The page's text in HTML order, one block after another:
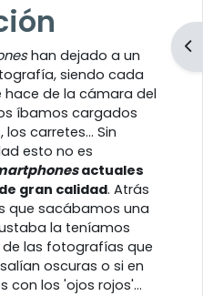
han dejado a un
siendo cada
hace de la cámara del
íbamos cargados
carretes... Sin
esto no es
actuales
gran calidad. Atrás
que sacábamos una
la teníamos
de las fotografías que
oscuras o si en
con los 'ojos rojos'...